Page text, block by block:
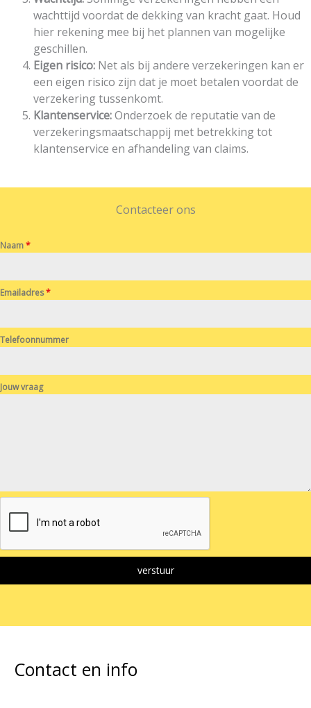
wachttijd voordat de dekking van kracht gaat. Houd
hier rekening mee bij het plannen van mogelijke
geschillen.
Eigen risico: Net als bij andere verzekeringen kan er
een eigen risico zijn dat je moet betalen voordat de
verzekering tussenkomt.
Klantenservice:Onderzoek de reputatie van de
verzekeringsmaatschappij met betrekking tot
klantenservice en afhandeling van claims.
Contacteer ons
Naam*
Emailadres*
Telefoonnummer
Jouw vraag
verstuur
Contact en info